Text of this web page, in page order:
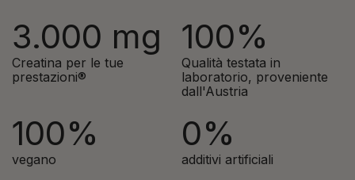
3.000 mg
Creatina per le tue
prestazioni®
100%
Qualità testata in
laboratorio, proveniente
dall'Austria
100%
vegano
0%
additivi artificiali